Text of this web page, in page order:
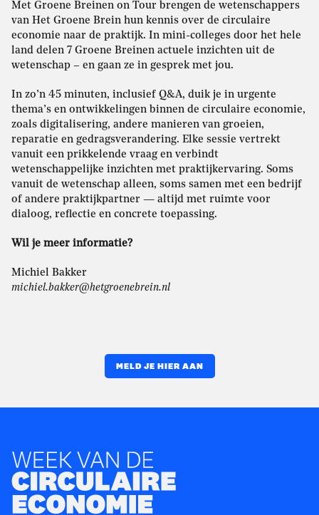
Met Groene Breinen on Tour brengen de wetenschappers
van Het Groene Brein hun kennis over de circulaire
economie naar de praktijk. In mini-colleges door het hele
land delen 7 Groene Breinen actuele inzichten uit de
wetenschap – en gaan ze in gesprek met jou.
In zo’n 45 minuten, inclusief Q&A, duik je in urgente
thema’s en ontwikkelingen binnen de circulaire economie,
zoals digitalisering, andere manieren van groeien,
reparatie en gedragsverandering. Elke sessie vertrekt
vanuit een prikkelende vraag en verbindt
wetenschappelijke inzichten met praktijkervaring. Soms
vanuit de wetenschap alleen, soms samen met een bedrijf
of andere praktijkpartner — altijd met ruimte voor
dialoog, reflectie en concrete toepassing.
Wil je meer informatie?
Michiel Bakker
michiel.bakker@hetgroenebrein.nl
MELD JE HIER AAN